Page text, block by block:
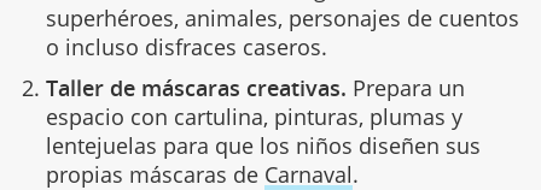
superhéroes, animales, personajes de cuentos
o incluso disfraces caseros.
Taller de máscaras creativas. Prepara un
espacio con cartulina, pinturas, plumas y
lentejuelas para que los niños diseñen sus
propias máscaras de Carnaval.